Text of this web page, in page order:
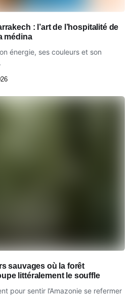
: l’art de l’hospitalité de
médina
énergie, ses couleurs et son
sauvages où la forêt
littéralement le souffle
pour sentir l’Amazonie se refermer